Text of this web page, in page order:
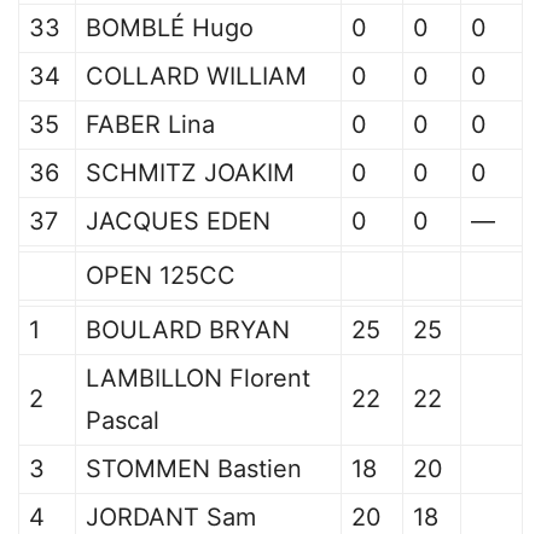
33
BOMBLÉ Hugo 0 0
0
34
COLLARD WILLIAM 0 0
0
35
FABER Lina 0 0
0
36
SCHMITZ JOAKIM 0 0
0
37
JACQUES EDEN 0 0
—
OPEN 125CC
1
BOULARD BRYAN 25 25
2
LAMBILLON Florent
Pascal
22 22
3 STOMMEN Bastien 18
20
4
JORDANT Sam 20
18